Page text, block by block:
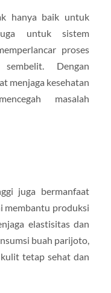
hanya baik untuk
untuk sistem
proses
Dengan
menjaga kesehatan
masalah
juga bermanfaat
membantu produksi
elastisitas dan
buah parijoto,
tetap sehat dan